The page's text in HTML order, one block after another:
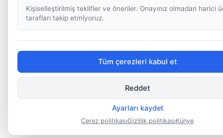
Kişiselleştirilmiş teklifler ve öneriler. Onayınız olmadan harici
tarafları takip etmiyoruz.
Tüm çerezleri kabul et
Reddet
Ayarları kaydet
Çerez politikasıGizlilik politikasıKünye